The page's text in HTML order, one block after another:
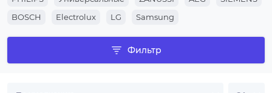
BOSCH
Electrolux LG Samsung
Фильтр